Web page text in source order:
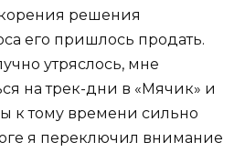
решения
его пришлось продать.
утряслось, мне
на трек-дни в «Мячик» и
к тому времени сильно
я переключил внимание